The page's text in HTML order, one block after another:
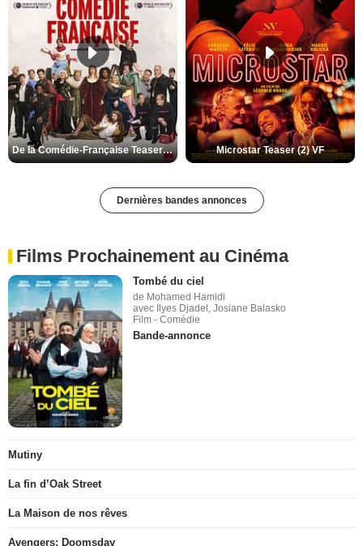
De la Comédie-Française Teaser (3) VF Microstar Teaser (2) VF
Dernières bandes annonces
Films Prochainement au Cinéma
Tombé du ciel
de Mohamed Hamidi
avec Ilyes Djadel, Josiane Balasko
Film - Comédie
Bande-annonce
Mutiny
La fin d’Oak Street
La Maison de nos rêves
Avengers: Doomsday